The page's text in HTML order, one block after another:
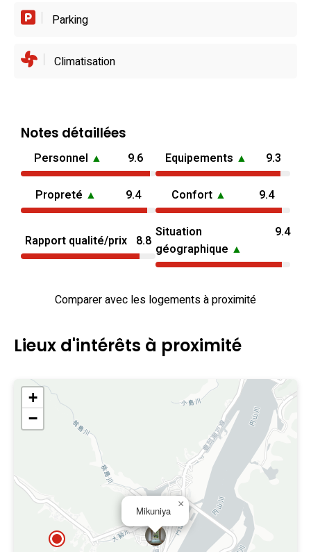
Parking
Climatisation
Notes détaillées
Personnel ▲ 9.6 Equipements ▲ 9.3
Propreté ▲ 9.4 Confort ▲ 9.4
Rapport qualité/prix 8.8
Situation
géographique ▲
9.4
Comparer avec les logements à proximité
Lieux d'intérêts à proximité
Mikuniya
×
+
−